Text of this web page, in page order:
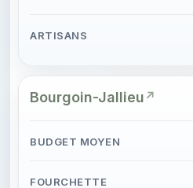
Bourgoin-Jallieu